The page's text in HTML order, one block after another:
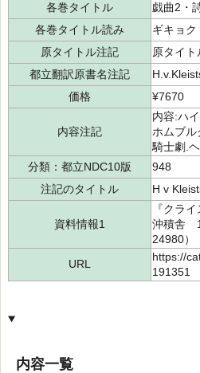
各巻タイトル
戯曲2・
各巻タイトル読み
ギキョク
原タイトル注記
原タイ
都立翻訳原書名注記
価格
¥7670
内容注記
内容:ハ
ホムブ
騎士劇.
分類：都立NDC10版
948
注記のタイトル
H v
資料情報1
『クラ
沖積舎
24980）
URL
https://
191351
内容一覧